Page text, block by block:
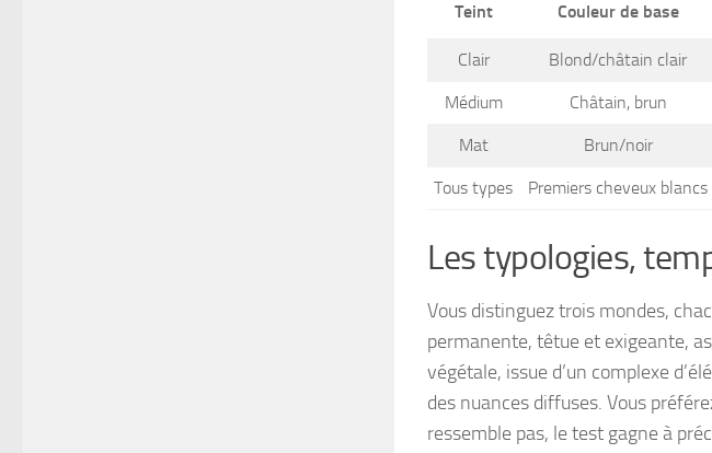
Teint Couleur de base
Clair Blond/châtain clair
Médium Châtain, brun
Mat Brun/noir
Tous types Premiers cheveux blancs
Les typologies,
Vous distinguez trois mondes,
permanente, têtue et exigeante,
végétale, issue d’un complexe
des nuances diffuses. Vous
ressemble pas, le test gagne à